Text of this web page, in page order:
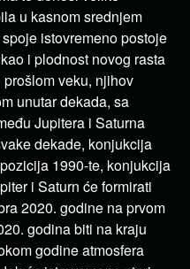
u kasnom srednjem
istovremeno postoje
i plodnost novog rasta
veku, njihov
unutar dekada, sa
Jupitera i Saturna
dekade, konjukcija
1990-te, konjukcija
i Saturn će formirati
2020. godine na prvom
godina biti na kraju
godine atmosfera